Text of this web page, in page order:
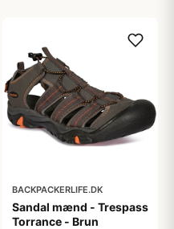
BACKPACKERLIFE.DK
Sandal mænd - Trespass
Torrance - Brun